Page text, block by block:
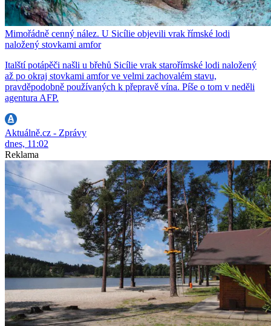
Mimořádně cenný nález. U Sicílie objevili vrak římské lodi
naložený stovkami amfor
Italští potápěči našli u břehů Sicílie vrak starořímské lodi naložený
až po okraj stovkami amfor ve velmi zachovalém stavu,
pravděpodobně používaných k přepravě vína. Píše o tom v neděli
agentura AFP.
Aktuálně.cz - Zprávy
dnes, 11:02
Reklama